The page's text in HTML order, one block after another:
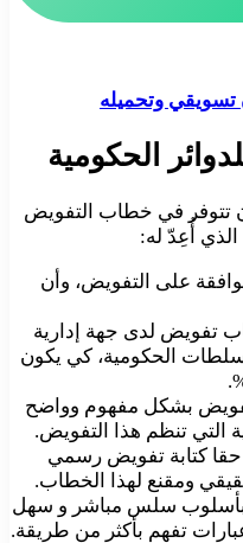
تسويقي وتحميله
الحكومية
في خطاب التفويض
أُعِدّ له:
على التفويض، وأن
تفويض لدى جهة إدارية
الحكومية، كي يكون
بشكل مفهوم وواضح
التي تنظم هذا التفويض.
كتابة تفويض رسمي
ومقنع لهذا الخطاب.
بأسلوب سلس مباشر و سهل
تفهم بأكثر من طريقة.